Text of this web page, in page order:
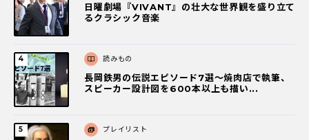
日曜劇場『VIVANT』の壮大な世界観を盛り立て
るクラシック音楽
読みもの
長岡鉄男の伝説エピソード7選〜焼肉店で執筆、
スピーカー設計図を600本以上も描い...
プレイリスト